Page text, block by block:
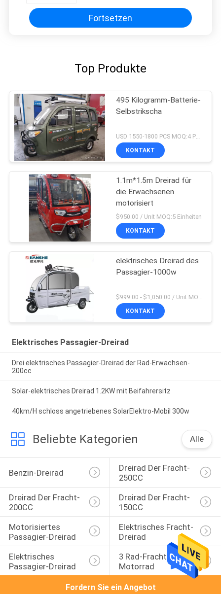
Fortsetzen
Top Produkte
495 Kilogramm-Batterie-
Selbstrikscha
USD 1550-1800 PCS MOQ:4 PCS
KONTAKT
1.1m*1.5m Dreirad für
die Erwachsenen
motorisiert
$950.00 / Unit MOQ:5 Einheiten
KONTAKT
elektrisches Dreirad des
Passagier-1000w
KONTAKT
Elektrisches Passagier-Dreirad
Drei elektrisches Passagier-Dreirad der Rad-Erwachsen-
200cc
Solar-elektrisches Dreirad 1.2KW mit Beifahrersitz
40km/H schloss angetriebenes SolarElektro-Mobil 300w
Beliebte Kategorien Alle
Benzin-Dreirad
Dreirad Der Fracht-
250CC
Dreirad Der Fracht-
200CC
Dreirad Der Fracht-
150CC
Motorisiertes
Passagier-Dreirad
Elektrisches Fracht-
Dreirad
Elektrisches
Passagier-Dreirad
3 Rad-Fracht-
Motorrad
Fordern Sie ein Angebot